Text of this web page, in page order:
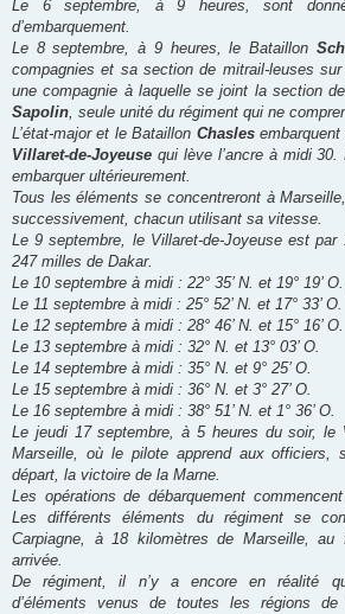
Le 6 septembre, à 9 heures, sont
d’embarquement.
Le 8 septembre, à 9 heures, le Bataillon
compagnies et sa section de mitrail-leuses
une compagnie à laquelle se joint la section
Sapolin, seule unité du régiment qui ne
L’état-major et le Bataillon Chaslesembarquent
Villaret-de-Joyeuse qui lève l’ancre à midi
embarquer ultérieurement.
Tous les éléments se concentreront à
successivement, chacun utilisant sa vitesse.
Le 9 septembre, le Villaret-de-Joyeuse est par
247 milles de Dakar.
Le 10 septembre à midi : 22° 35’ N. et 19° 19’
Le 11 septembre à midi : 25° 52’ N. et 17° 33’ O.
Le 12 septembre à midi : 28° 46’ N. et 15° 16’ O.
Le 13 septembre à midi : 32° N. et 13° 03’ O.
Le 14 septembre à midi : 35° N. et 9° 25’ O.
Le 15 septembre à midi : 36° N. et 3° 27’ O.
Le 16 septembre à midi : 38° 51’ N. et 1° 36’ O.
Le jeudi 17 septembre, à 5 heures du soir, le
Marseille, où le pilote apprend aux officiers,
départ, la victoire de la Marne.
Les opérations de débarquement
Les différents éléments du régiment se
Carpiagne, à 18 kilomètres de Marseille,
arrivée.
De régiment, il n’y a encore en réalité
d’éléments venus de toutes les régions de